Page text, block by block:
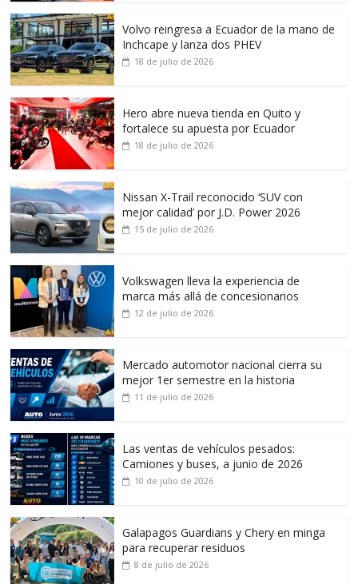
Volvo reingresa a Ecuador de la mano de
Inchcape y lanza dos PHEV
18 de julio de 2026
Hero abre nueva tienda en Quito y
fortalece su apuesta por Ecuador
18 de julio de 2026
Nissan X-Trail reconocido ‘SUV con
mejor calidad’ por J.D. Power 2026
15 de julio de 2026
Volkswagen lleva la experiencia de
marca más allá de concesionarios
12 de julio de 2026
Mercado automotor nacional cierra su
mejor 1er semestre en la historia
11 de julio de 2026
Las ventas de vehículos pesados:
Camiones y buses, a junio de 2026
10 de julio de 2026
Galapagos Guardians y Chery en minga
para recuperar residuos
8 de julio de 2026